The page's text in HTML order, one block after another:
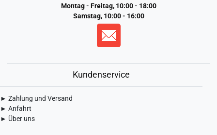
Montag - Freitag, 10:00 - 18:00
Samstag, 10:00 - 16:00
Kundenservice
► Zahlung und Versand
► Anfahrt
► Über uns